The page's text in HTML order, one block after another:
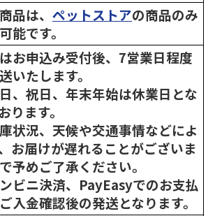
品は、 ペットストアの商品のみ
能です。
お申込み受付後、7営業日程度
いたします。
、祝日、年末年始は休業日とな
ります。
状況、天候や交通事情などによ
お届けが遅れることがございま
予めご了承ください。
ビニ決済、PayEasyでのお支払
入金確認後の発送となります。